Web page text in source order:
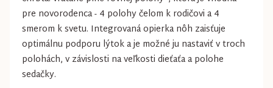
pre novorodenca - 4 polohy čelom k rodičovi a 4
smerom k svetu. Integrovaná opierka nôh zaisťuje
optimálnu podporu lýtok a je možné ju nastaviť v troch
polohách, v závislosti na veľkosti dieťaťa a polohe
sedačky.